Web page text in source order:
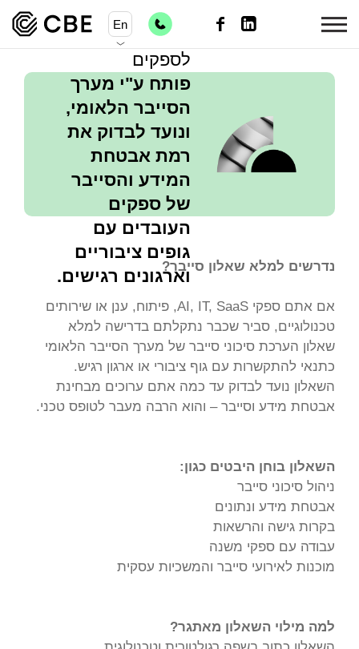
En
שאלון הערכת
סיכוני סייבר
לספקים
פותח ע"י מערך
הסייבר הלאומי,
ונועד לבדוק את
רמת אבטחת
המידע והסייבר
של ספקים
העובדים עם
גופים ציבוריים
וארגונים רגישים.נדרשים למלא שאלון סייבר?
אם אתם ספקי AI, IT, SaaS, פיתוח, ענן או שירותים
טכנולוגיים, סביר שכבר נתקלתם בדרישה למלא
שאלון הערכת סיכוני סייבר של מערך הסייבר הלאומי
כתנאי להתקשרות עם גוף ציבורי או ארגון רגיש.
השאלון נועד לבדוק עד כמה אתם ערוכים מבחינת
אבטחת מידע וסייבר – והוא הרבה מעבר לטופס טכני.
השאלון בוחן היבטים כגון:
ניהול סיכוני סייבר
אבטחת מידע ונתונים
בקרות גישה והרשאות
עבודה עם ספקי משנה
מוכנות לאירועי סייבר והמשכיות עסקית
למה מילוי השאלון מאתגר?